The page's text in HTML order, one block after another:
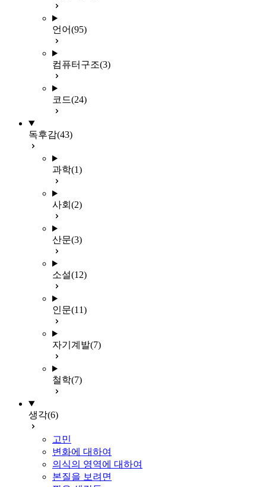
언어(95)
컴퓨터구조(3)
코드(24)
독후감(43)
과학(1)
사회 (2)
산문(3)
소설(12)
인문(11)
자기계발(7)
철학(7)
생각(6)
고민
변화에 대하여
의식의 영역에 대하여
본질을 보려면